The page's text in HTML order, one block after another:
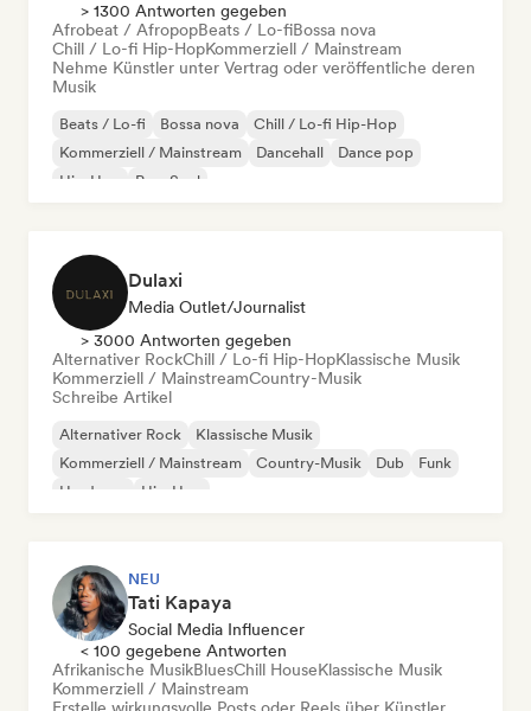
> 1300 Antworten gegeben
Afrobeat / AfropopBeats / Lo-fiBossa nova
Chill / Lo-fi Hip-HopKommerziell / Mainstream
Nehme Künstler unter Vertrag oder veröffentliche deren
Musik
Beats / Lo-fi Bossa nova
Chill / Lo-fi Hip-Hop
Kommerziell / Mainstream
Dancehall
Dance pop
Hip-Hop
Pop-Soul
Dulaxi
Media Outlet/Journalist
> 3000 Antworten gegeben
Alternativer RockChill / Lo-fi Hip-HopKlassische Musik
Kommerziell / MainstreamCountry-Musik
Schreibe Artikel
Alternativer Rock
Klassische Musik
Kommerziell / Mainstream
Country-Musik Dub
Funk
Hardcore
Hip-Hop
NEU
Tati Kapaya
Social Media Influencer
< 100 gegebene Antworten
Afrikanische MusikBluesChill HouseKlassische Musik
Kommerziell / Mainstream